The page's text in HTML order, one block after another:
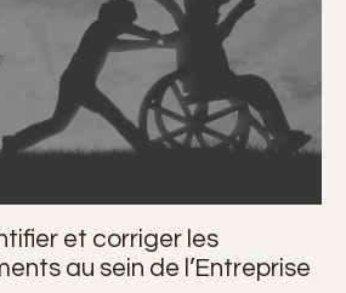
et corriger les
au sein de l’Entreprise